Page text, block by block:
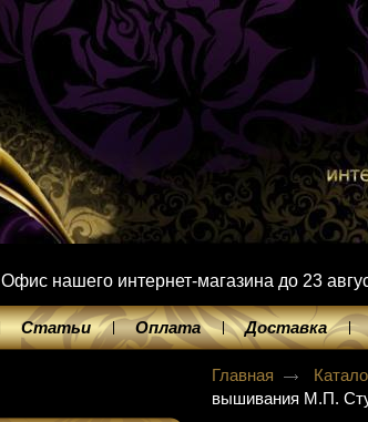
Офис нашего интернет-магазина до 23
Статьи Оплата Доставка
Главная
вышивания М.П.